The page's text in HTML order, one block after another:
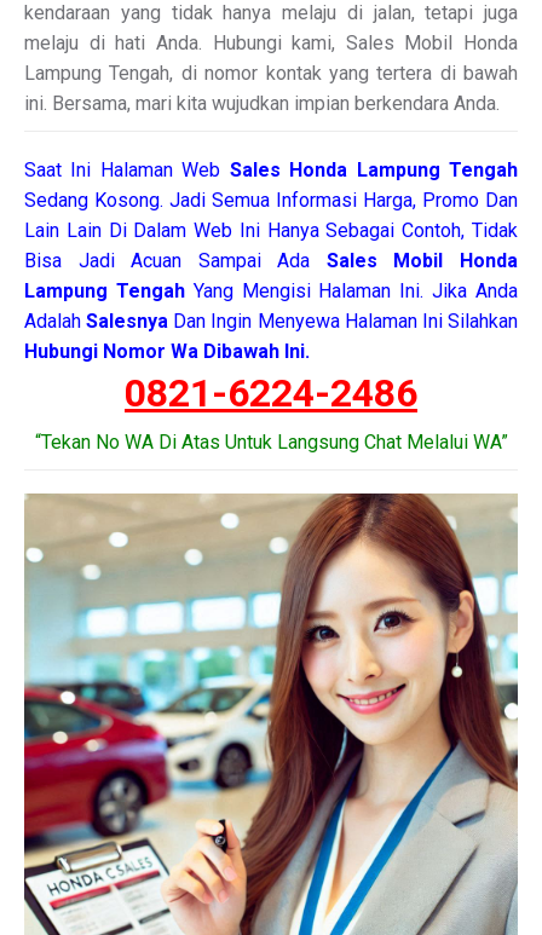
kendaraan yang tidak hanya melaju di jalan, tetapi juga
melaju di hati Anda. Hubungi kami, Sales Mobil Honda
Lampung Tengah, di nomor kontak yang tertera di bawah
ini. Bersama, mari kita wujudkan impian berkendara Anda.
Saat Ini Halaman Web Sales Honda Lampung Tengah
Sedang Kosong. Jadi Semua Informasi Harga, Promo Dan
Lain Lain Di Dalam Web Ini Hanya Sebagai Contoh, Tidak
Bisa Jadi Acuan Sampai Ada Sales Mobil Honda
Lampung Tengah Yang Mengisi Halaman Ini. Jika Anda
AdalahSalesnya Dan Ingin Menyewa Halaman Ini Silahkan
Hubungi Nomor Wa Dibawah Ini.
0821-6224-2486
“Tekan No WA Di Atas Untuk Langsung Chat Melalui WA”